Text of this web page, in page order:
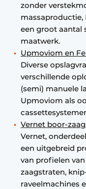
zonder
massaproductie,
een groot aantal
maatwerk.
Upmoviom en
Diverse
verschillende
(semi) manuele
Upmoviom als
Vernet boor-
Vernet,
een uitgebreid
van profielen
zaagstraten,
raveelmachines